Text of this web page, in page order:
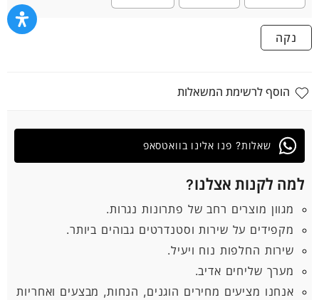
נקה
הוסף לרשימת המשאלות
למה לקנות אצלנו?
מגוון מוצרים רחב של פתרונות נגרות.
מקפידים על שירות וסטנדרטים גבוהים ביותר.
שירות החלפות נוח ויעיל.
מערך שליחים אדיב.
אנחנו מציעים מחירים הוגנים, הנחות, מבצעים ואחריות
שאלות? פנו אלינו בוואטסאפ